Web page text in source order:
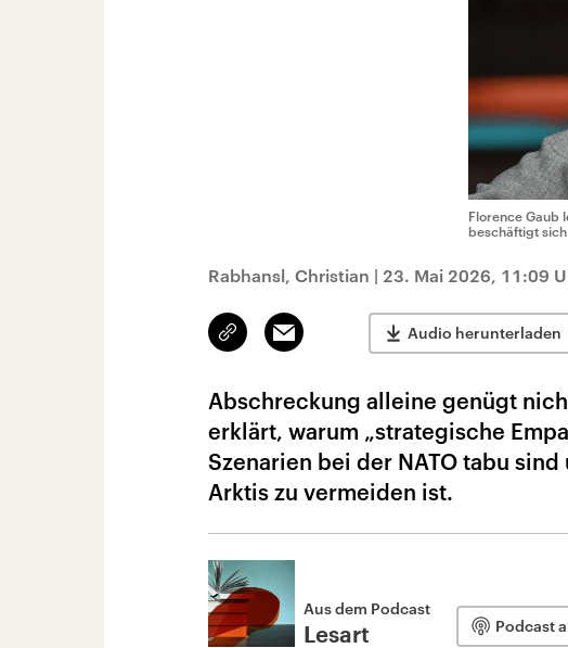
Florence Gaub
beschäftigt
Rabhansl, Christian | 23. Mai 2026, 11:09
Link
kopieren/teilen
Email Audio herunterladen
Abschreckung alleine genügt
erklärt, warum „strategische
Szenarien bei der NATO tabu
Arktis zu vermeiden ist.
Aus dem Podcast
Lesart Podcast